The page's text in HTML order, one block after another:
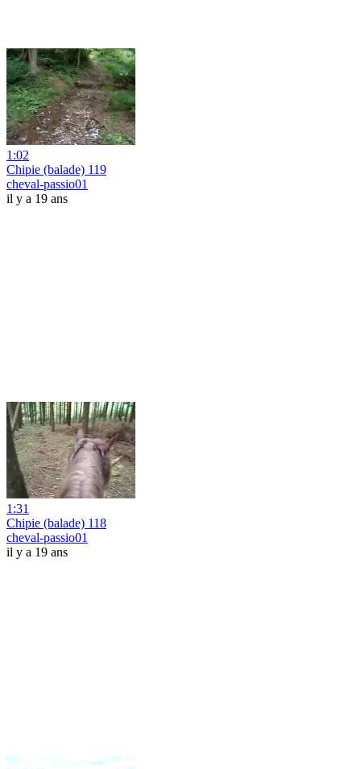
1:02
Chipie (balade) 119
cheval-passio01
il y a 19 ans
1:31
Chipie (balade) 118
cheval-passio01
il y a 19 ans